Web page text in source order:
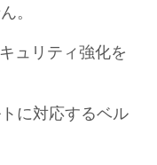
。
ュリティ強化を
に対応するベル